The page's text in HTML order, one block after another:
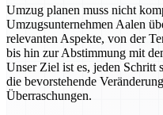
Umzug planen muss nicht
Umzugsunternehmen Aalen
relevanten Aspekte, von der
bis hin zur Abstimmung mit
Unser Ziel ist es, jeden Schritt
die bevorstehende
Überraschungen.